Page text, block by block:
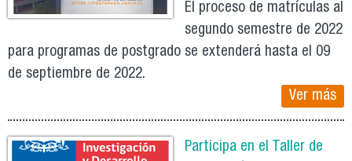
El proceso de matrículas al
segundo semestre de 2022
para programas de postgrado se extenderá hasta el 09
de septiembre de 2022.
Ver más
Participa en el Taller de